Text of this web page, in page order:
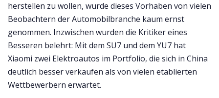
herstellen zu wollen, wurde dieses Vorhaben von vielen
Beobachtern der Automobilbranche kaum ernst
genommen. Inzwischen wurden die Kritiker eines
Besseren belehrt: Mit dem SU7 und dem YU7 hat
Xiaomi zwei Elektroautos im Portfolio, die sich in China
deutlich besser verkaufen als von vielen etablierten
Wettbewerbern erwartet.